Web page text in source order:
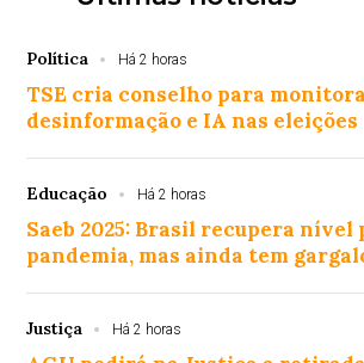
Política Há 2 horas
TSE cria conselho para
desinformação e IA nas eleições
Educação Há 2 horas
Saeb 2025: Brasil recupera nível
pandemia, mas ainda tem
Justiça Há 2 horas